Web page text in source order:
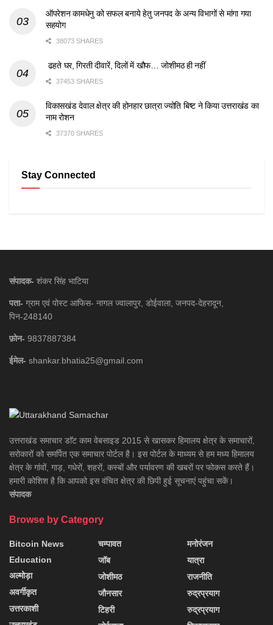
ऑपरेशन कामधेनु को सफल बनाये हेतु जनपद के अन्य विभागों से मांगा गया
सहयोग
38073 SHARES
ढहते घर, गिरती दीवारें, दिलों में खौफ… जोशीमठ ही नहीं
37453 SHARES
विकासखंड देवाल क्षेत्र की होनहार छात्रा ज्योति बिष्ट ने किया उत्तराखंड का
नाम रोशन
37370 SHARES
Stay Connected
संपादक- शंकर सिंह भाटिया
पता- ग्राम एवं पोस्ट आफिस- नागल ज्वालापुर, डोईवाला, जनपद-देहरादून,
पिन-248140
फ़ोन- 9837887384
ईमेल- shankar.bhatia25@gmail.com
उत्तराखंड समाचार डाॅट काम वेबसाइड 2015 से खासकर हिमालय क्षेत्र के समाचारों,
सरोकारों को समर्पित एक समाचार पोर्टल है। इस पोर्टल के माध्यम से हम मध्य हिमालय
क्षेत्र के गांवों, गाड़, गधेरों, शहरों, कस्बों और पर्यावरण की खबरों पर फोकस करते हैं।
हमारी कोशिश है कि आपको इस वंचित क्षेत्र की छिपी हुई सूचनाएं पहुंचा सकें।
संपादक
Browse by Category
Bitcoin News
Education
अल्मोड़ा
अवर्गीकृत
उत्तरकाशी
चम्पावत
जॉब
जोशीमठ
जौनसार
टिहरी
मनोरंजन
यात्रा
राजनीति
रुद्रप्रयाग
रुद्रप्रयाग